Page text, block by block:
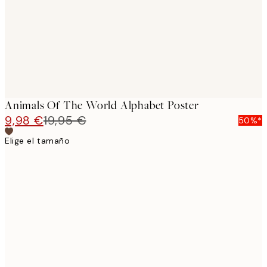
Animals Of The World Alphabet Poster
9,98 €19,95 €
50%*
Elige el tamaño